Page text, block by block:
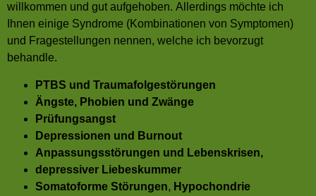
willkommen und gut aufgehoben. Allerdings möchte ich
Ihnen einige Syndrome (Kombinationen von Symptomen)
und Fragestellungen nennen, welche ich bevorzugt
behandle.
PTBS und Traumafolgestörungen
Ängste, Phobien und Zwänge
Prüfungsangst
Depressionen und Burnout
Anpassungsstörungen und Lebenskrisen,
depressiver Liebeskummer
Somatoforme Störungen, Hypochondrie